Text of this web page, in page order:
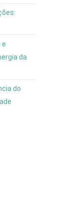
e
da
do